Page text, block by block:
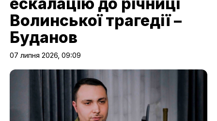
Волинської трагедії –
Буданов
07 липня 2026, 09:09